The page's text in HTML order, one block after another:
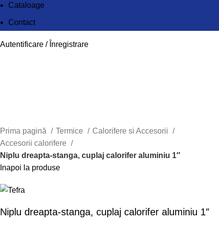
Cataloage
Contact
Autentificare / Înregistrare
Prima pagină Termice
Calorifere si Accesorii
Accesorii calorifere
Niplu dreapta-stanga, cuplaj calorifer aluminiu 1″
Inapoi la produse
Niplu dreapta-stanga, cuplaj calorifer aluminiu 1″